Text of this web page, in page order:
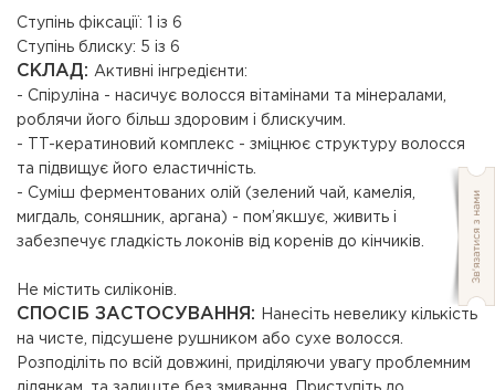
Ступінь фіксації: 1 із 6
Ступінь блиску: 5 із 6
СКЛАД: Активні інгредієнти:
- Спіруліна - насичує волосся вітамінами та мінералами,
роблячи його більш здоровим і блискучим.
- TT-кератиновий комплекс - зміцнює структуру волосся
та підвищує його еластичність.
- Суміш ферментованих олій (зелений чай, камелія,
мигдаль, соняшник, аргана) - пом’якшує, живить і
забезпечує гладкість локонів від коренів до кінчиків.
Не містить силіконів.
СПОСІБ ЗАСТОСУВАННЯ:
Нанесіть невелику кількість
на чисте, підсушене рушником або сухе волосся.
Розподіліть по всій довжині, приділяючи увагу проблемним